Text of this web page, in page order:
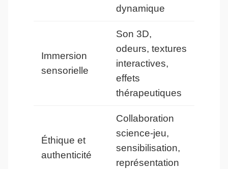
dynamique
Immersion
sensorielle
Son 3D,
odeurs, textures
interactives,
effets
thérapeutiques
Éthique et
authenticité
Collaboration
science-jeu,
sensibilisation,
représentation